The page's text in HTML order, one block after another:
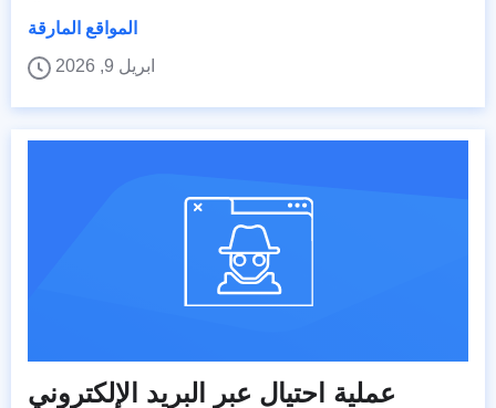
المواقع المارقة
ابريل 9, 2026
عملية احتيال عبر البريد الإلكتروني